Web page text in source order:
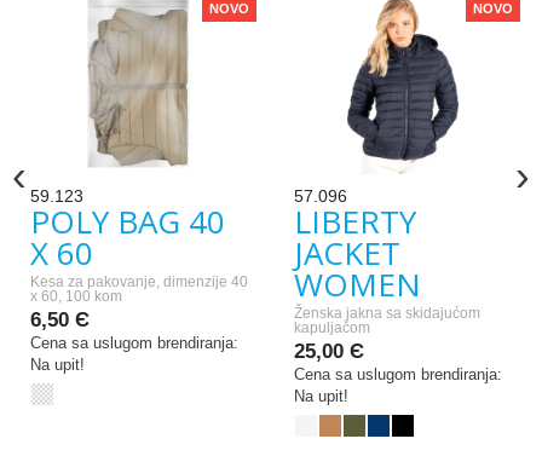
NOVO
59.123
POLY BAG 40
X 60
Kesa za pakovanje, dimenzije 40
x 60, 100 kom
6,50 Є
Cena sa uslugom brendiranja:
Na upit!
NOVO
57.096
LIBERTY
JACKET
WOMEN
Ženska jakna sa skidajućom
kapuljačom
25,00 Є
Cena sa uslugom brendiranja:
Na upit!
‹ ›